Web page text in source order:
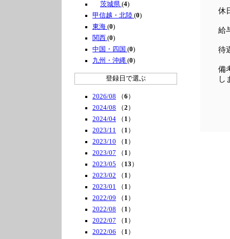
茨城県 (4)
甲信越・北陸 (0)
東海 (0)
関西 (0)
中国・四国 (0)
九州・沖縄 (0)
登録日で選ぶ
2026/08 （6 ）
2024/08 （2 ）
2024/04 （ 1 ）
2023/11 （ 1 ）
2023/10 （ 1 ）
2023/07 （ 1 ）
2023/05 （ 13 ）
2023/02 （ 1 ）
2023/01 （ 1 ）
2022/09 （ 1 ）
2022/08 （ 1 ）
2022/07 （ 1 ）
2022/06 （ 1 ）
休
給
待
備
し